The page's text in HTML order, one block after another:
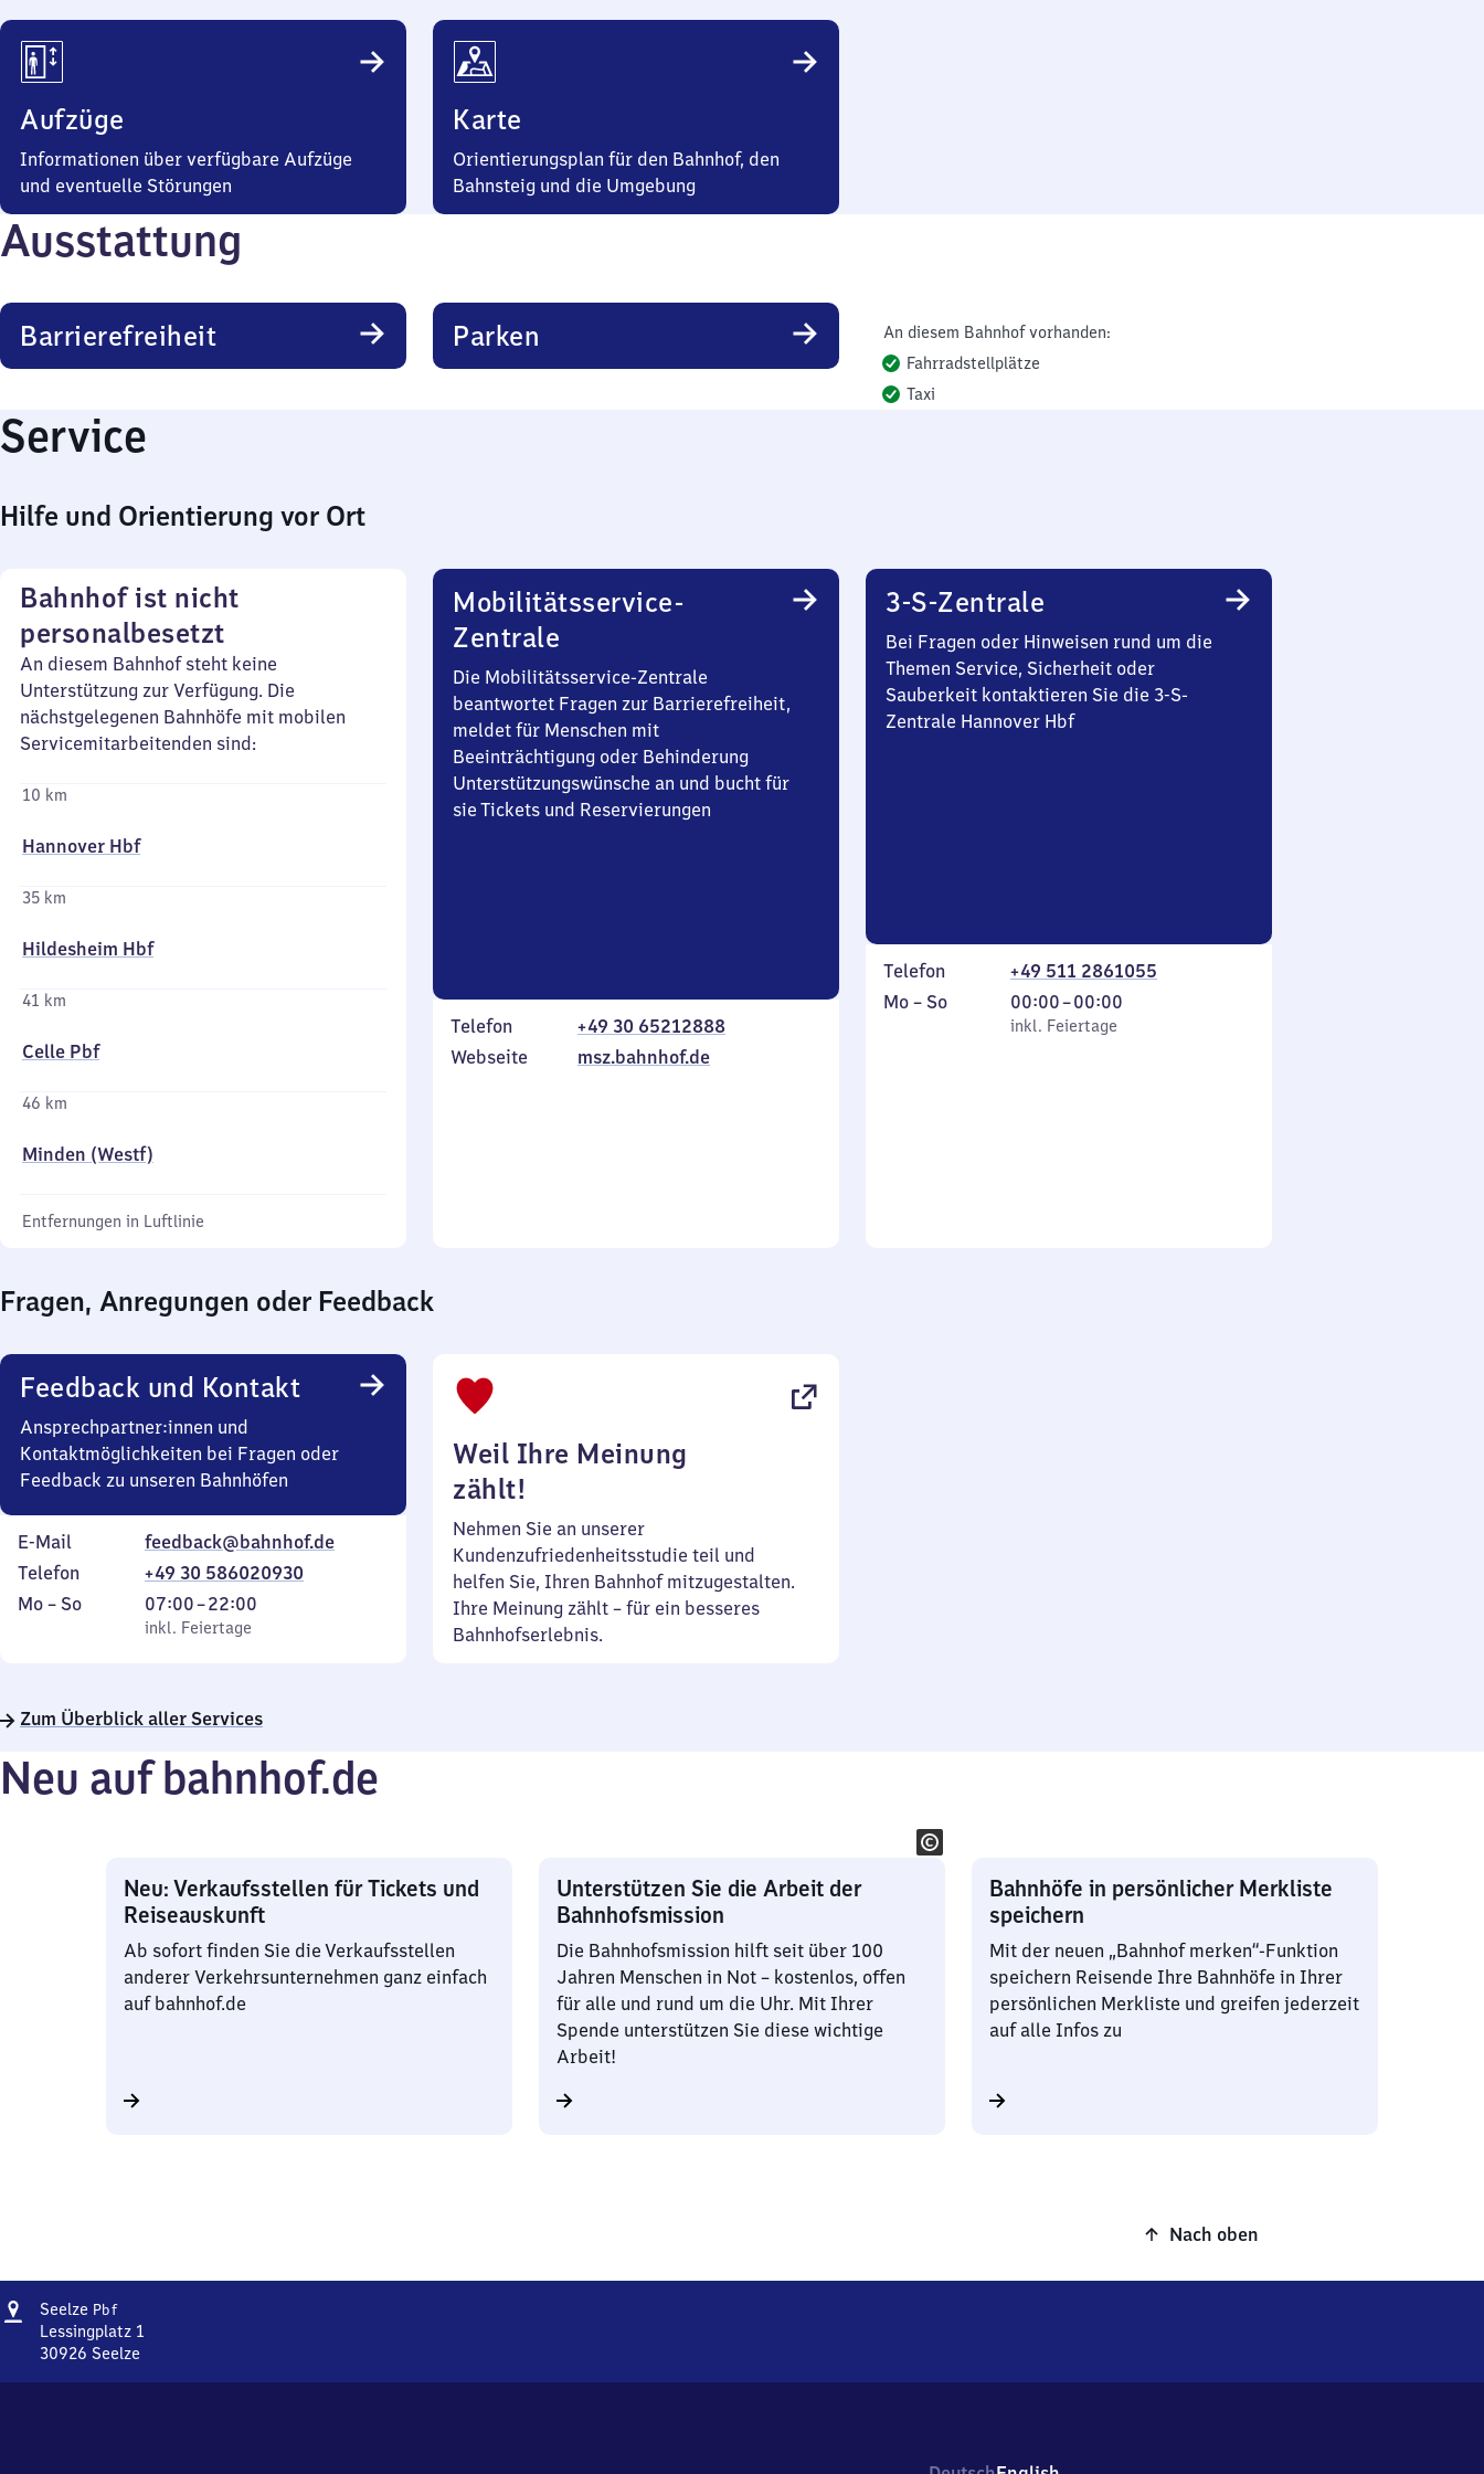
Aufzüge
Informationen über verfügbare Aufzüge
und eventuelle Störungen
Karte
Orientierungsplan für den Bahnhof, den
Bahnsteig und die Umgebung
Ausstattung
Barrierefreiheit Parken
An diesem Bahnhof vorhanden:
Fahrradstellplätze
Taxi
Service
Hilfe und Orientierung vor Ort
Bahnhof ist nicht
personalbesetzt
An diesem Bahnhof steht keine
Unterstützung zur Verfügung. Die
nächstgelegenen Bahnhöfe mit mobilen
Servicemitarbeitenden sind:
10 km
Hannover Hbf
35 km
Hildesheim Hbf
41 km
Celle Pbf
46 km
Minden (Westf)
Entfernungen in Luftlinie
Mobilitätsservice-
Zentrale
Die Mobilitätsservice-Zentrale
beantwortet Fragen zur Barrierefreiheit,
meldet für Menschen mit
Beeinträchtigung oder Behinderung
Unterstützungswünsche an und bucht für
sie Tickets und Reservierungen
Telefon
+49 30 65212888
Webseite
msz.bahnhof.de
3-S-Zentrale
Bei Fragen oder Hinweisen rund um die
Themen Service, Sicherheit oder
Sauberkeit kontaktieren Sie die 3-S-
Zentrale Hannover Hbf
Telefon
+49 511 2861055
Montag
Mo – So,
inkl. Feiertage
00:00–00:00
Von
0
inkl. Feiertage
Fragen, Anregungen oder Feedback
Feedback und Kontakt
Ansprechpartner:innen und
Kontaktmöglichkeiten bei Fragen oder
Feedback zu unseren Bahnhöfen
E-Mail
feedback@bahnhof.de
Telefon
+49 30 586020930
Montag
Mo – So,
inkl. Feiertage
07:00–22:00
Von
7
22
inkl. Feiertage
Weil Ihre Meinung
zählt!
Nehmen Sie an unserer
Kundenzufriedenheitsstudie teil und
helfen Sie, Ihren Bahnhof mitzugestalten.
Ihre Meinung zählt – für ein besseres
Bahnhofserlebnis.
Zum Überblick aller Services
Neu auf bahnhof.de
Neu: Verkaufsstellen für Tickets und
Reiseauskunft
Ab sofort finden Sie die Verkaufsstellen
anderer Verkehrsunternehmen ganz einfach
auf bahnhof.de
Unterstützen Sie die Arbeit der
Bahnhofsmission
Die Bahnhofsmission hilft seit über 100
Jahren Menschen in Not – kostenlos, offen
für alle und rund um die Uhr. Mit Ihrer
Spende unterstützen Sie diese wichtige
Arbeit!
Bahnhöfe in persönlicher Merkliste
speichern
Mit der neuen „Bahnhof merken“-Funktion
speichern Reisende Ihre Bahnhöfe in Ihrer
persönlichen Merkliste und greifen jederzeit
auf alle Infos zu
Nach oben
Adresse
Seelze PbfSeelze
Personenbahnhof
Lessingplatz 1
30926 Seelze